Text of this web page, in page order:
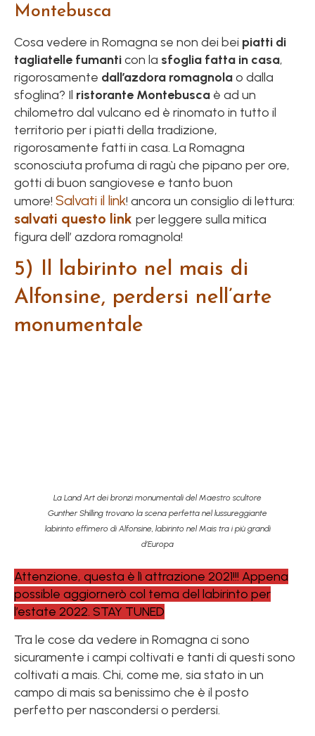
Montebusca
Cosa vedere in Romagna se non dei bei piatti di
tagliatelle fumanticon la sfoglia fatta in casa,
rigorosamente dall’azdora romagnolao dalla
sfoglina? Il ristorante Montebusca è ad un
chilometro dal vulcano ed è rinomato in tutto il
territorio per i piatti della tradizione,
rigorosamente fatti in casa. La Romagna
sconosciuta profuma di ragù che pipano per ore,
gotti di buon sangiovese e tanto buon
umore! Salvati il link! ancora un consiglio di lettura:
salvati questo link per leggere sulla mitica
figura dell’ azdora romagnola!
5) Il labirinto nel mais di
Alfonsine, perdersi nell’arte
monumentale
La Land Art dei bronzi monumentali del Maestro scultore
Gunther Shilling trovano la scena perfetta nel lussureggiante
labirinto effimero di Alfonsine, labirinto nel Mais tra i più grandi
d’Europa
Attenzione, questa è lì attrazione 2021!!! Appena
possible aggiornerò col tema del labirinto per
l’estate 2022. STAY TUNED
Tra le cose da vedere in Romagna ci sono
sicuramente i campi coltivati e tanti di questi sono
coltivati a mais. Chi, come me, sia stato in un
campo di mais sa benissimo che è il posto
perfetto per nascondersi o perdersi.